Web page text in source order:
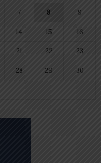
7 8 9
14 15 16
21 22 23
28 29 30